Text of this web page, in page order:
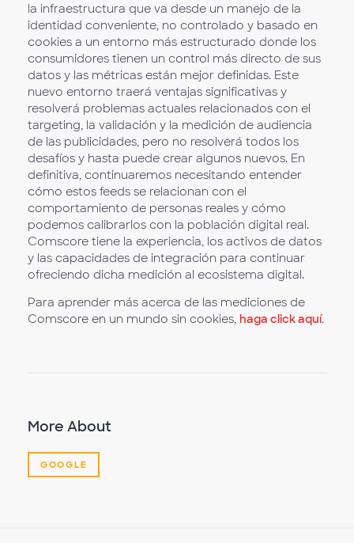
la infraestructura que va desde un manejo de la
identidad conveniente, no controlado y basado en
cookies a un entorno más estructurado donde los
consumidores tienen un control más directo de sus
datos y las métricas están mejor definidas. Este
nuevo entorno traerá ventajas significativas y
resolverá problemas actuales relacionados con el
targeting, la validación y la medición de audiencia
de las publicidades, pero no resolverá todos los
desafíos y hasta puede crear algunos nuevos. En
definitiva, continuaremos necesitando entender
cómo estos feeds se relacionan con el
comportamiento de personas reales y cómo
podemos calibrarlos con la población digital real.
Comscore tiene la experiencia, los activos de datos
y las capacidades de integración para continuar
ofreciendo dicha medición al ecosistema digital.
Para aprender más acerca de las mediciones de
Comscore en un mundo sin cookies, haga click aquí.
More About
GOOGLE